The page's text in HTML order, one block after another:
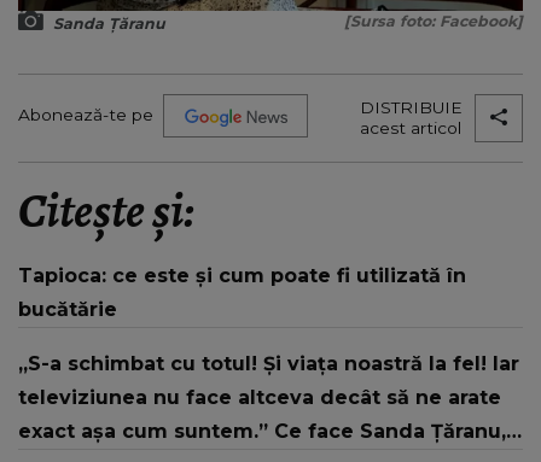
Sanda Țăranu [Sursa foto: Facebook]
Abonează-te pe
DISTRIBUIE
acest articol
Citește și:
Tapioca: ce este și cum poate fi utilizată în
bucătărie
„S-a schimbat cu totul! Și viața noastră la fel! Iar
televiziunea nu face altceva decât să ne arate
exact așa cum suntem.” Ce face Sanda Țăranu,